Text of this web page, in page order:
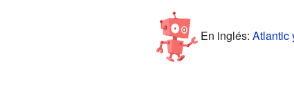
En inglés: Atlantic